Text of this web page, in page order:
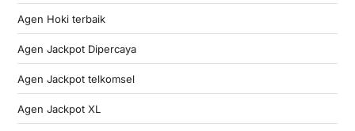
Agen Hoki terbaik
Agen Jackpot Dipercaya
Agen Jackpot telkomsel
Agen Jackpot XL